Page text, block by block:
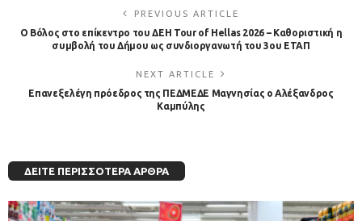
PREVIOUS ARTICLE
Ο Βόλος στο επίκεντρο του ΔΕΗ Tour of Hellas 2026 – Καθοριστική η
συμβολή του Δήμου ως συνδιοργανωτή του 3ου ΕΤΑΠ
NEXT ARTICLE
Επανεξελέγη πρόεδρος της ΠΕΔΜΕΔΕ Μαγνησίας ο Αλέξανδρος
Καμπύλης
ΔΕΊΤΕ ΠΕΡΙΣΣΌΤΕΡΑ ΆΡΘΡΑ